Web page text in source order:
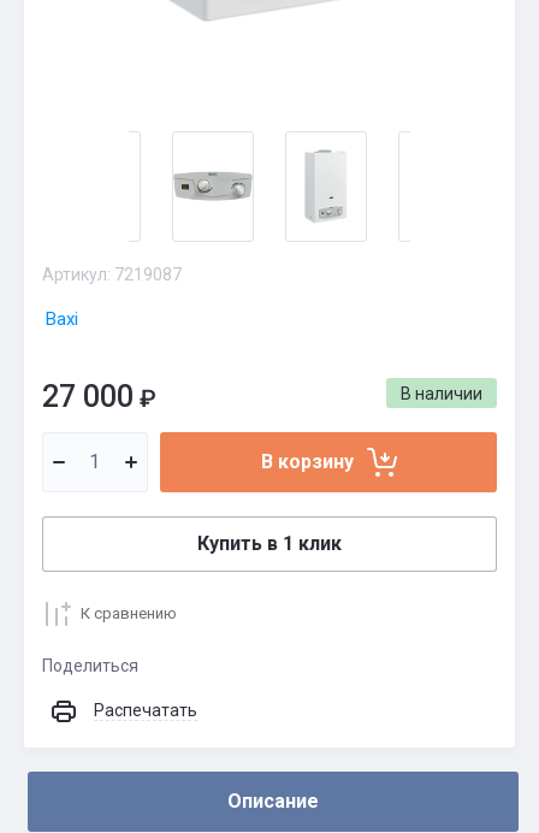
Артикул: 7219087
Baxi
В наличии
27 000 ₽
В корзину
Купить в 1 клик
К сравнению
Поделиться
Распечатать
Описание